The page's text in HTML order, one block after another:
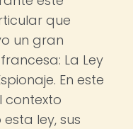
que
un gran
La Ley
En este
contexto
ley, sus